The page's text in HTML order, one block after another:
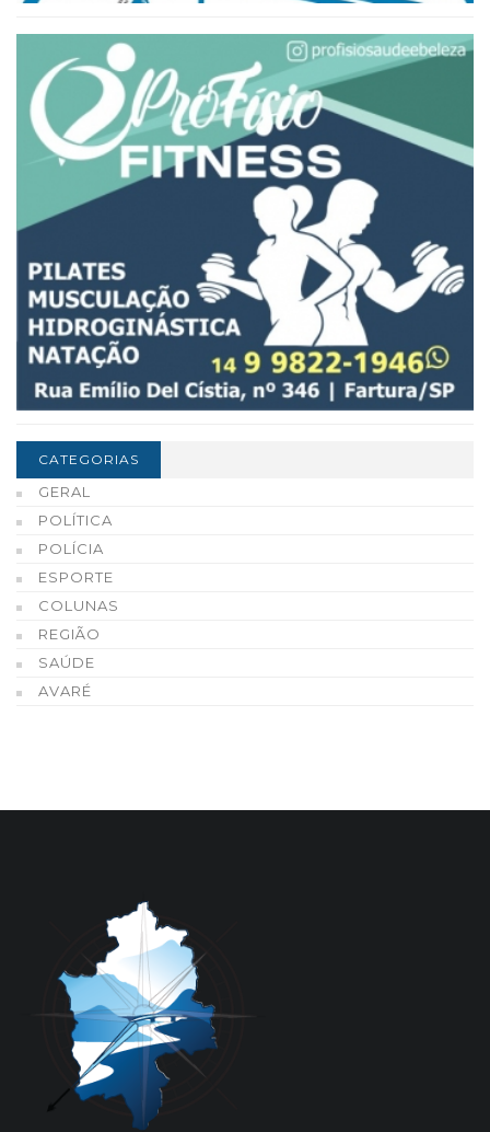
CATEGORIAS
GERAL
POLÍTICA
POLÍCIA
ESPORTE
COLUNAS
REGIÃO
SAÚDE
AVARÉ